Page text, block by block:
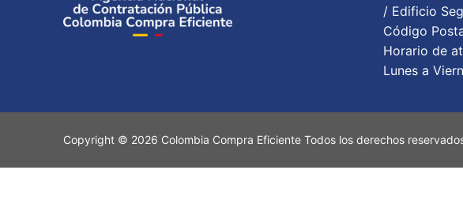
/ Edificio
Código
Horario de
Lunes a
Copyright © 2026 Colombia Compra Eficiente Todos los derechos